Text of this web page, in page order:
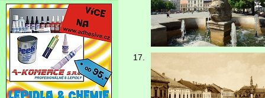
17.